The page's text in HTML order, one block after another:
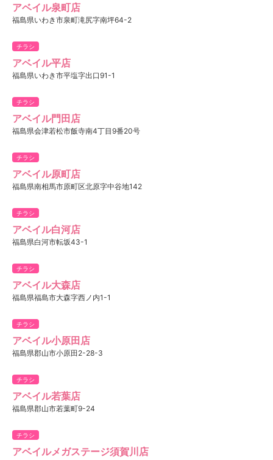
アベイル泉町店
福島県いわき市泉町滝尻字南坪64-2
チラシ
アベイル平店
福島県いわき市平塩字出口91-1
チラシ
アベイル門田店
福島県会津若松市飯寺南4丁目9番20号
チラシ
アベイル原町店
福島県南相馬市原町区北原字中谷地142
チラシ
アベイル白河店
福島県白河市転坂43-1
チラシ
アベイル大森店
福島県福島市大森字西ノ内1-1
チラシ
アベイル小原田店
福島県郡山市小原田2-28-3
チラシ
アベイル若葉店
福島県郡山市若葉町9-24
チラシ
アベイルメガステージ須賀川店